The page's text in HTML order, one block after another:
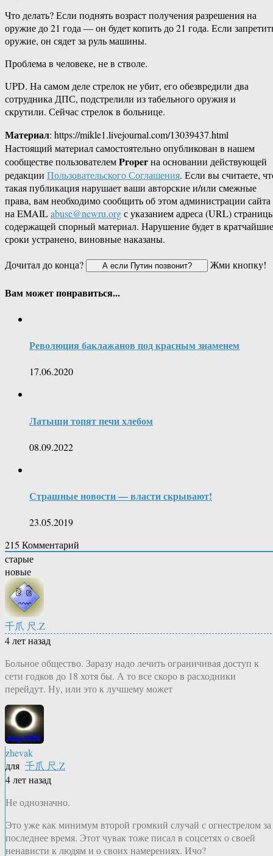
Что делать? Если поднять возраст получения разрешения на
оружие до 21 года — он будет копить до 21 года. Если
оружие, он сядет за руль машины.
Проблема в человеке, не в стволе.
UPD. На самом деле стрелок не убит, его обезвредили два
сотрудника ДПС, подстрелили из табельного оружия и
скрутили. Сейчас стрелок в больнице.
Материал: https://mikle1.livejournal.com/13039437.html
Настоящий материал самостоятельно опубликован в нашем
сообществе пользователемProperна основании действующей
редакции Пользовательского Соглашения. Если вы считаете,
такая публикация нарушает ваши авторские и/или смежные
права, вам необходимо сообщить об этом администрации сайта
на EMAILabuse@newru.orgс указанием адреса (URL)
содержащей спорный материал. Нарушение будет в кратчайшие
сроки устранено, виновные наказаны.
Дочитал до конца?
Жми кнопку!
Вам может понравиться...
Революция баклажанов под красным знаменем
17.06.2020
Латыши топят печи хлебом
08.09.2022
Страшные новости — власти скрывают!
23.05.2019
215 Комментарий
старые
новые
千爪 尺.Z
4 лет назад
Больное общество. Заразу надо лечить ограничивая доступ к
сети годков до 18 хотя бы. А то все скоро в расходники
перейдут. Ну, или это к лучшему может
zhevak
для 千爪 尺.Z
4 лет назад
Не однозначно.
Это уже как минимум второй громкий случай с огнестрелом за
последнее время. Этот чувак тоже писал в соцсетях о своей
ненависти к людям и о своих намерениях. Ичо?